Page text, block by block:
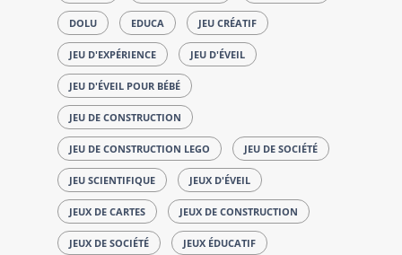
DOLU EDUCA JEU CRÉATIF
JEU D'EXPÉRIENCE JEU D'ÉVEIL
JEU D'ÉVEIL POUR BÉBÉ
JEU DE CONSTRUCTION
JEU DE CONSTRUCTION LEGO JEU DE SOCIÉTÉ
JEU SCIENTIFIQUE JEUX D'ÉVEIL
JEUX DE CARTES JEUX DE CONSTRUCTION
JEUX DE SOCIÉTÉ JEUX ÉDUCATIF